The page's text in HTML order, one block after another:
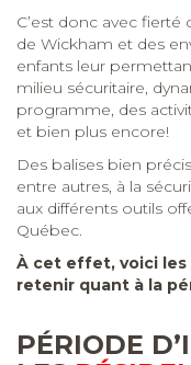
C’est donc avec
de Wickham et des
enfants leur
milieu sécuritaire,
programme, des
et bien plus encore!
Des balises bien
entre autres, à la
aux différents outils
Québec.
À cet effet, voici
retenir quant à la
PÉRIODE